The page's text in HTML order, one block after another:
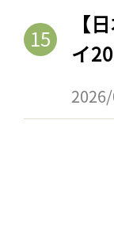
【
イ